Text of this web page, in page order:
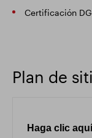
Certificación
Plan de
Haga clic